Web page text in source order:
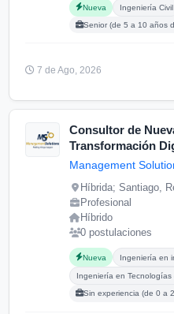
Nueva
Carreras buscadas:
Ingeniería Civil
Posgrados buscados:
Senior (de 5 a 10 años
7 de Ago, 2026
Consultor de
Transformación
Management
Híbrida; Santiago,
Profesional
Híbrido
0 postulaciones
Nueva
Carreras buscadas:
Ingeniería en
Ingeniería en
Posgrados buscados:
Sin experiencia (de 0 a
Idiomas buscados: